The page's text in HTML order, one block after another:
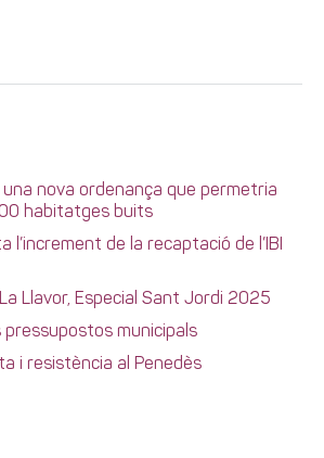
una nova ordenança que permetria
habitatges buits
l’increment de la recaptació de l’IBI
Llavor, Especial Sant Jordi 2025
pressupostos municipals
i resistència al Penedès